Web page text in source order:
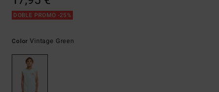
DOBLE PROMO -25%
ColorVintage Green